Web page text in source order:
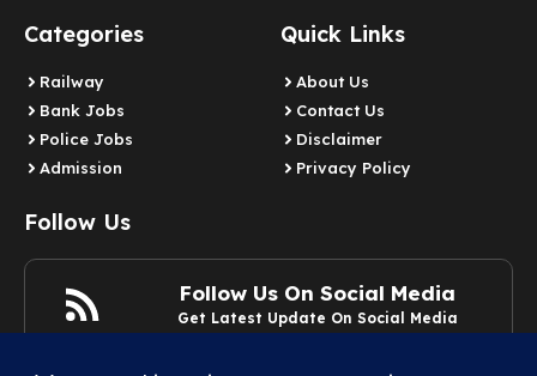
Categories
Railway
Bank Jobs
Police Jobs
Admission
Quick Links
About Us
Contact Us
Disclaimer
Privacy Policy
Follow Us
Follow Us On Social Media
Get Latest Update On Social Media